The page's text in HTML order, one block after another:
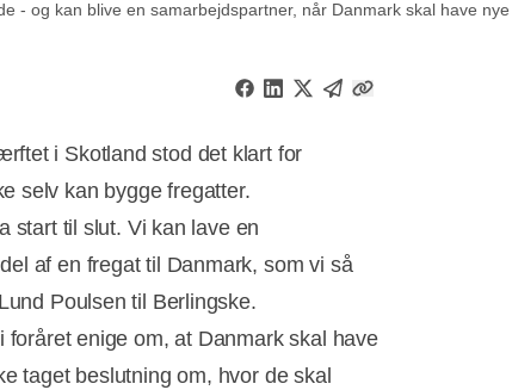
- og kan blive en samarbejdspartner, når Danmark skal have
i Skotland stod det klart for
selv kan bygge fregatter.
start til slut. Vi kan lave en
af en fregat til Danmark, som vi så
Poulsen til Berlingske.
enige om, at Danmark skal have
taget beslutning om, hvor de skal